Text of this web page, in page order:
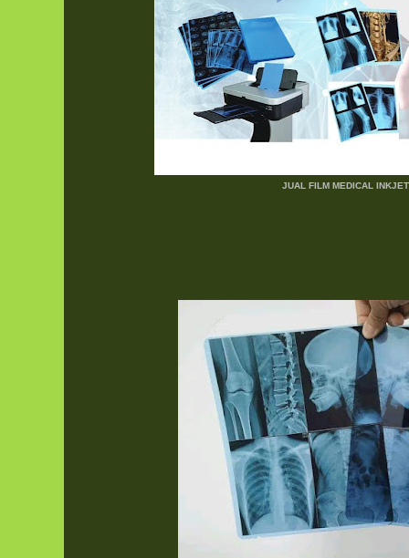
JUAL FILM MEDICAL